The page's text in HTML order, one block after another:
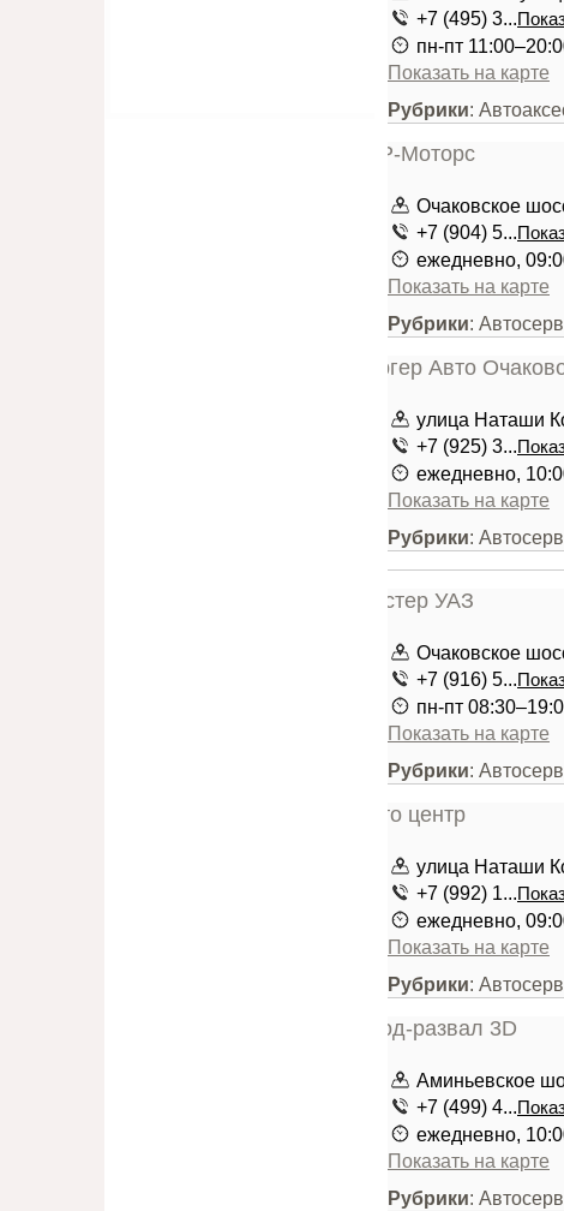
+7 (495) 3...
пн-пт
Показать на карте
Рубрики:
Очаковское
+7 (904) 5...
ежедневно,
Показать на карте
Рубрики:
улица Наташи
+7 (925) 3...
ежедневно,
Показать на карте
Рубрики:
Очаковское
+7 (916) 5...
пн-пт
Показать на карте
Рубрики:
улица Наташи
+7 (992) 1...
ежедневно,
Показать на карте
Рубрики:
Аминьевское
+7 (499) 4...
ежедневно,
Показать на карте
Рубрики: